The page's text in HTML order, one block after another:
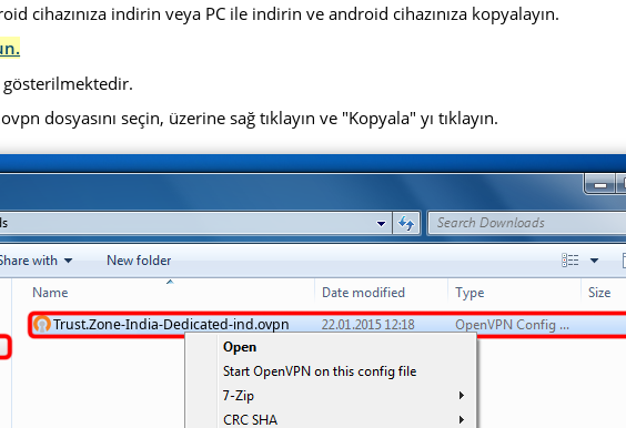
cihazınıza indirin veya PC ile indirin ve android cihazınıza kopyalayın.
gösterilmektedir.
dosyasını seçin, üzerine sağ tıklayın ve "Kopyala" yı tıklayın.
Trust.Zone-India-Dedicated-ind.ovpn